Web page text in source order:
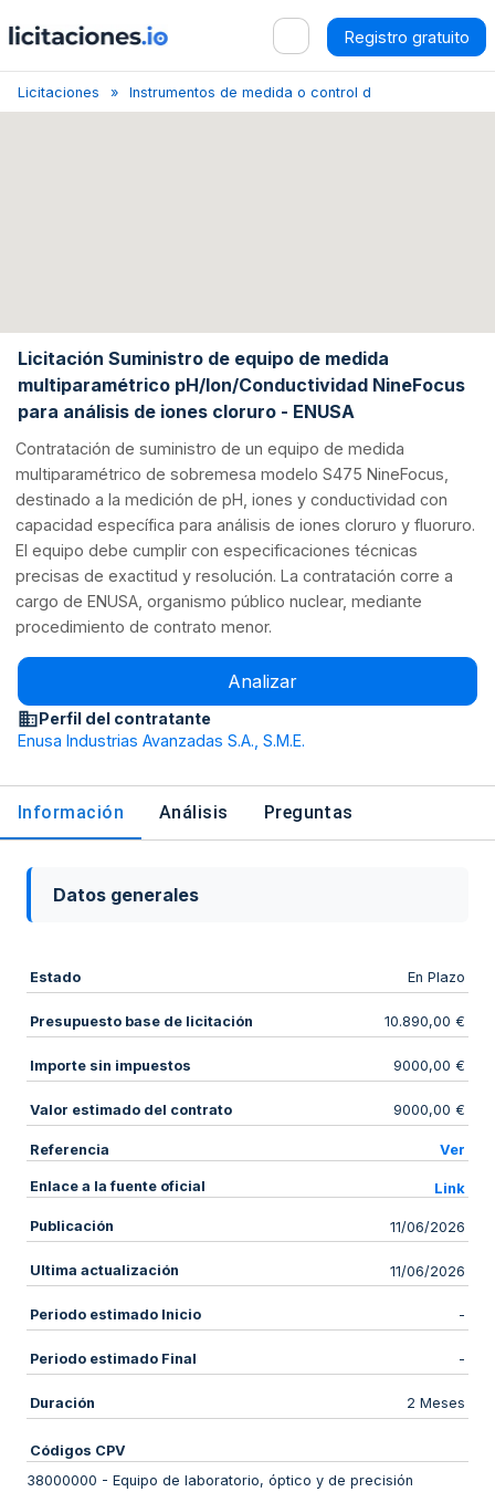
Registro gratuito
Licitaciones Instrumentos de medida o control de características
Licitación Suministro de equipo de medida
multiparamétrico pH/Ion/Conductividad NineFocus
para análisis de iones cloruro - ENUSA
Contratación de suministro de un equipo de medida
multiparamétrico de sobremesa modelo S475 NineFocus,
destinado a la medición de pH, iones y conductividad con
capacidad específica para análisis de iones cloruro y fluoruro.
El equipo debe cumplir con especificaciones técnicas
precisas de exactitud y resolución. La contratación corre a
cargo de ENUSA, organismo público nuclear, mediante
procedimiento de contrato menor.
Analizar
Perfil del contratante
Enusa Industrias Avanzadas S.A., S.M.E.
Información Análisis Preguntas
Datos generales
Estado En Plazo
Presupuesto base de licitación 10.890,00 €
Importe sin impuestos 9000,00 €
Valor estimado del contrato 9000,00 €
Referencia Ver
Enlace a la fuente oficial Link
Publicación 11/06/2026
Ultima actualización 11/06/2026
Periodo estimado Inicio -
Periodo estimado Final -
Duración 2 Meses
Códigos CPV
38000000 - Equipo de laboratorio, óptico y de precisión